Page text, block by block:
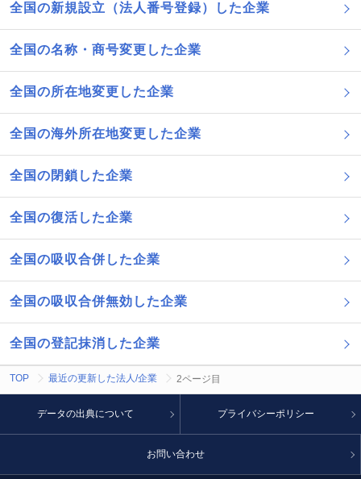
全国の新規設立（法人番号登録）した企業
全国の名称・商号変更した企業
全国の所在地変更した企業
全国の海外所在地変更した企業
全国の閉鎖した企業
全国の復活した企業
全国の吸収合併した企業
全国の吸収合併無効した企業
全国の登記抹消した企業
TOP 最近の更新した法人/企業 2ページ目
データの出典について プライバシーポリシー
お問い合わせ